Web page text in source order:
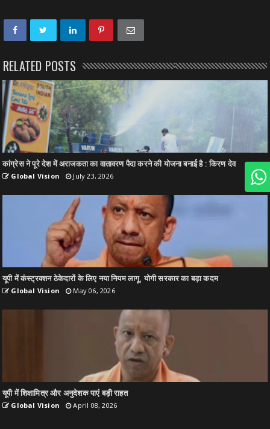
RELATED POSTS
कांग्रेस ने पूरे देश में अराजकता का वातावरण पैदा करने की योजना बनाई है : किरण देव
Global Vision July 23, 2026
यूपी में कंस्ट्रक्शन ठेकेदारों के लिए नया नियम लागू, योगी सरकार का बड़ा कदम
Global Vision May 06, 2026
यूपी में शिक्षामित्र और अनुदेशक पाएं बड़ी राहत
Global Vision April 08, 2026